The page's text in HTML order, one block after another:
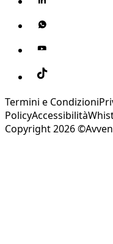
Termini e Condizioni
PolicyAccessibilità
Copyright 2026